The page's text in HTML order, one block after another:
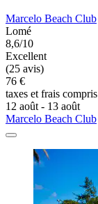
Marcelo Beach Club
Lomé
8,6/10
Excellent
(25 avis)
76 €
taxes et frais compris
12 août - 13 août
Marcelo Beach Club